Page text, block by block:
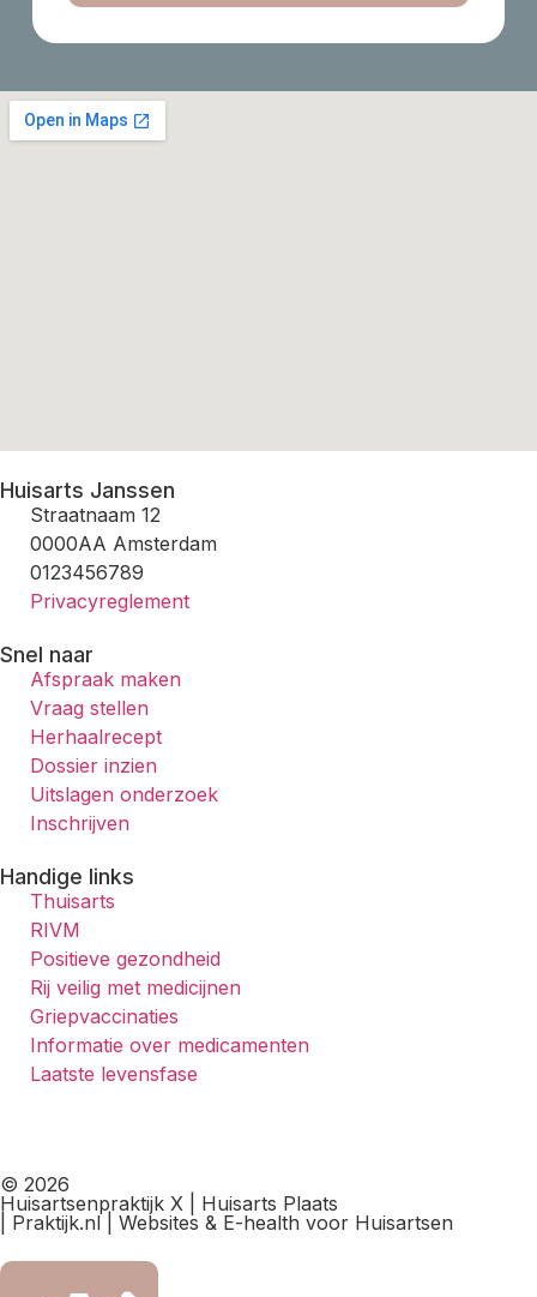
Huisarts Janssen
Straatnaam 12
0000AA Amsterdam
0123456789
Privacyreglement
Snel naar
Afspraak maken
Vraag stellen
Herhaalrecept
Dossier inzien
Uitslagen onderzoek
Inschrijven
Handige links
Thuisarts
RIVM
Positieve gezondheid
Rij veilig met medicijnen
Griepvaccinaties
Informatie over medicamenten
Laatste levensfase
© 2026
Huisartsenpraktijk X | Huisarts Plaats
| Praktijk.nl | Websites & E-health voor Huisartsen